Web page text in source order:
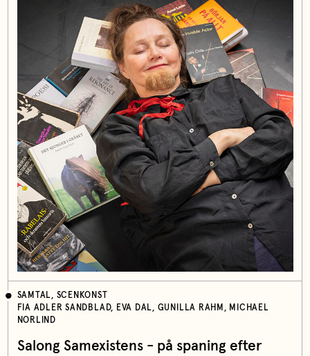
SAMTAL, SCENKONST
FIA ADLER SANDBLAD, EVA DAL, GUNILLA RAHM, MICHAEL
NORLIND
Salong Samexistens - på spaning efter